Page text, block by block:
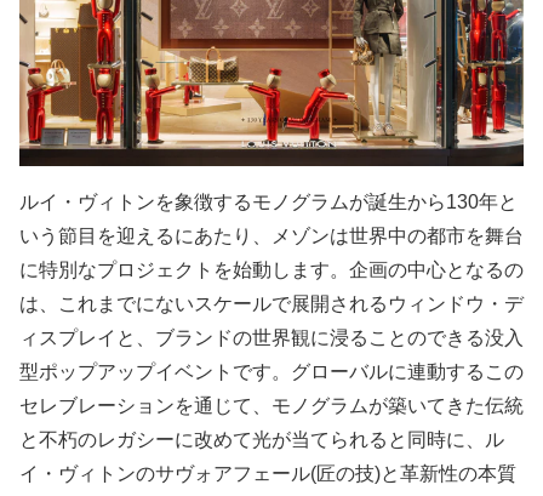
ルイ・ヴィトンを象徴するモノグラムが誕生から130年と
いう節目を迎えるにあたり、メゾンは世界中の都市を舞台
に特別なプロジェクトを始動します。企画の中心となるの
は、これまでにないスケールで展開されるウィンドウ・デ
ィスプレイと、ブランドの世界観に浸ることのできる没入
型ポップアップイベントです。グローバルに連動するこの
セレブレーションを通じて、モノグラムが築いてきた伝統
と不朽のレガシーに改めて光が当てられると同時に、ル
イ・ヴィトンのサヴォアフェール(匠の技)と革新性の本質